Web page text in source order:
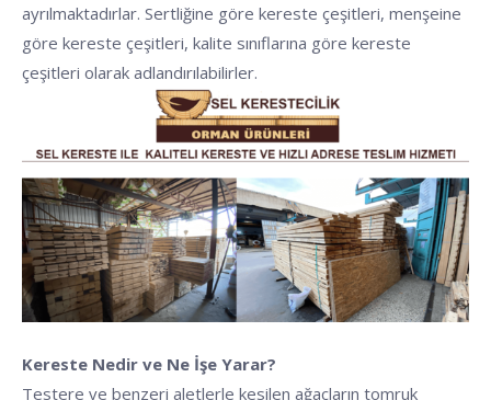
ayrılmaktadırlar. Sertliğine göre kereste çeşitleri, menşeine
göre kereste çeşitleri, kalite sınıflarına göre kereste
çeşitleri olarak adlandırılabilirler.
Kereste Nedir ve Ne İşe Yarar?
Testere ve benzeri aletlerle kesilen ağaçların tomruk